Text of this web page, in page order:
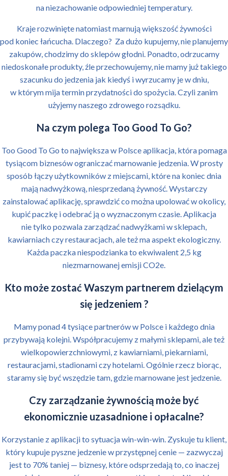
na niezachowanie odpowiedniej temperatury.
Kraje rozwinięte natomiast marnują większość żywności
pod koniec łańcucha. Dlaczego? Za dużo kupujemy, nie planujemy
zakupów, chodzimy do sklepów głodni. Ponadto, odrzucamy
niedoskonałe produkty, źle przechowujemy, nie mamy już takiego
szacunku do jedzenia jak kiedyś i wyrzucamy je w dniu,
w którym mija termin przydatności do spożycia. Czyli zanim
użyjemy naszego zdrowego rozsądku.
Na czym polega Too Good To Go?
Too Good To Go to największa w Polsce aplikacja, która pomaga
tysiącom biznesów ograniczać marnowanie jedzenia. W prosty
sposób łączy użytkowników z miejscami, które na koniec dnia
mają nadwyżkową, niesprzedaną żywność. Wystarczy
zainstalować aplikację, sprawdzić co można upolować w okolicy,
kupić paczkę i odebrać ją o wyznaczonym czasie. Aplikacja
nie tylko pozwala zarządzać nadwyżkami w sklepach,
kawiarniach czy restauracjach, ale też ma aspekt ekologiczny.
Każda paczka niespodzianka to ekwiwalent 2,5 kg
niezmarnowanej emisji CO2e.
Kto może zostać Waszym partnerem dzielącym
się jedzeniem ?
Mamy ponad 4 tysiące partnerów w Polsce i każdego dnia
przybywają kolejni. Współpracujemy z małymi sklepami, ale też
wielkopowierzchniowymi, z kawiarniami, piekarniami,
restauracjami, stadionami czy hotelami. Ogólnie rzecz biorąc,
staramy się być wszędzie tam, gdzie marnowane jest jedzenie.
Czy zarządzanie żywnością może być
ekonomicznie uzasadnione i opłacalne?
Korzystanie z aplikacji to sytuacja win-win-win. Zyskuje tu klient,
który kupuje pyszne jedzenie w przystępnej cenie — zazwyczaj
jest to 70% taniej — biznesy, które odsprzedają to, co inaczej